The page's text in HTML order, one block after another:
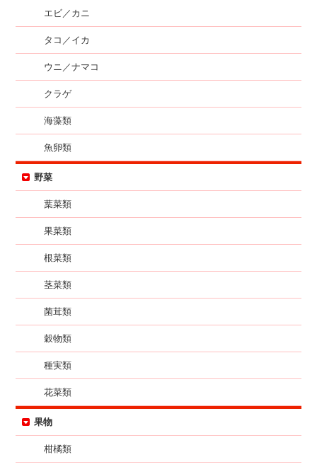
エビ／カニ
タコ／イカ
ウニ／ナマコ
クラゲ
海藻類
魚卵類
野菜
葉菜類
果菜類
根菜類
茎菜類
菌茸類
穀物類
種実類
花菜類
果物
柑橘類